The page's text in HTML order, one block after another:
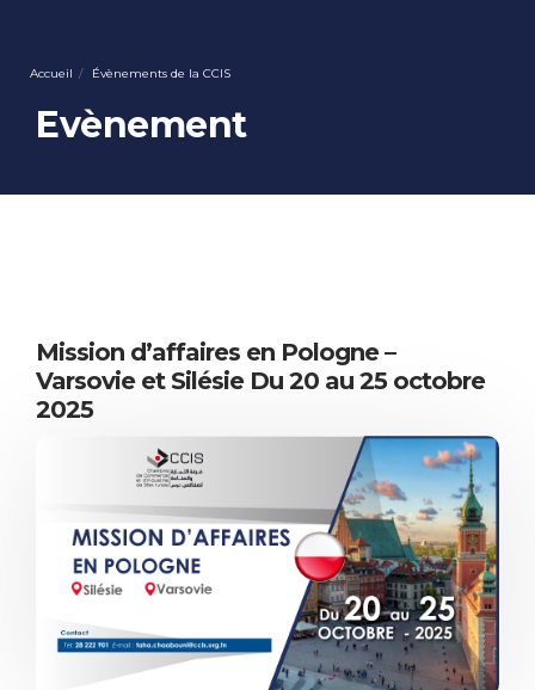
FORMATION
SERVICES À
L’ENTREPRISE
Accueil Évènements de la CCIS
Evènement
Mission d’affaires en Pologne –
Varsovie et Silésie Du 20 au 25 octobre
2025